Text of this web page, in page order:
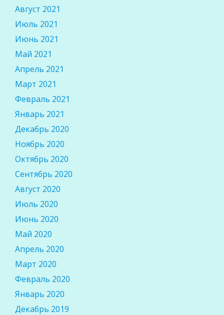
Август 2021
Июль 2021
Июнь 2021
Май 2021
Апрель 2021
Март 2021
Февраль 2021
Январь 2021
Декабрь 2020
Ноябрь 2020
Октябрь 2020
Сентябрь 2020
Август 2020
Июль 2020
Июнь 2020
Май 2020
Апрель 2020
Март 2020
Февраль 2020
Январь 2020
Декабрь 2019